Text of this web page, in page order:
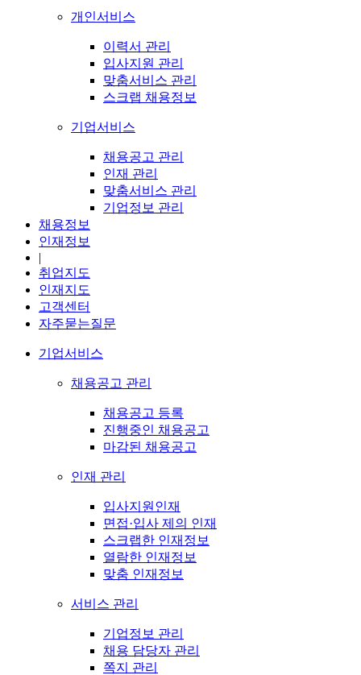
개인서비스
이력서 관리
입사지원 관리
맞춤서비스 관리
스크랩 채용정보
기업서비스
채용공고 관리
인재 관리
맞춤서비스 관리
기업정보 관리
채용정보
인재정보
|
취업지도
인재지도
고객센터
자주묻는질문
기업서비스
채용공고 관리
채용공고 등록
진행중인 채용공고
마감된 채용공고
인재 관리
입사지원인재
면접·입사 제의 인재
스크랩한 인재정보
열람한 인재정보
맞춤 인재정보
서비스 관리
기업정보 관리
채용 담당자 관리
쪽지 관리